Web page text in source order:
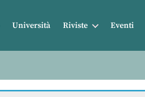
Università Riviste Eventi